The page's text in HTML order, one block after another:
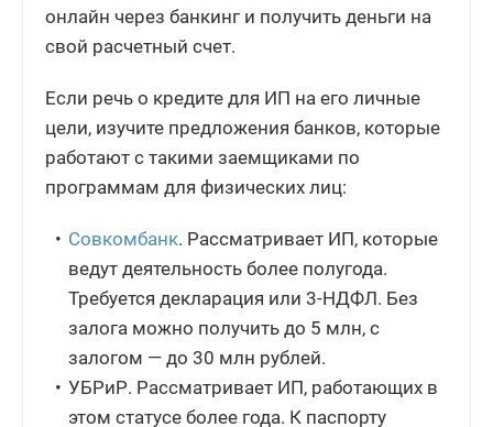
онлайн через банкинг и получить деньги на
свой расчетный счет.
Если речь о кредите для ИП на его личные
цели, изучите предложения банков, которые
работают с такими заемщиками по
программам для физических лиц:
Совкомбанк. Рассматривает ИП, которые
ведут деятельность более полугода.
Требуется декларация или 3-НДФЛ. Без
залога можно получить до 5 млн, с
залогом — до 30 млн рублей.
УБРиР. Рассматривает ИП, работающих в
этом статусе более года. К паспорту